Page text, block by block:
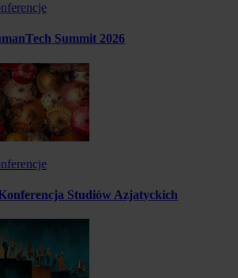
Summit 2026
Studiów Azjatyckich